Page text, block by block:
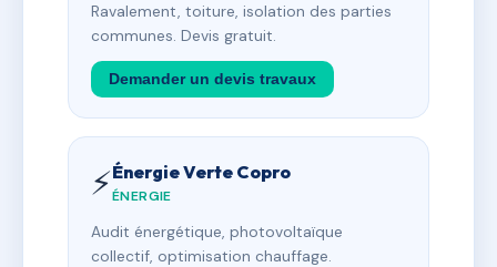
Ravalement, toiture, isolation des parties
communes. Devis gratuit.
Demander un devis travaux
⚡Énergie Verte Copro
ÉNERGIE
Audit énergétique, photovoltaïque
collectif, optimisation chauffage.